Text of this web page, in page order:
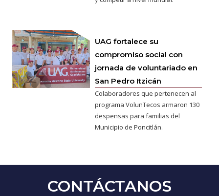
UAG fortalece su
compromiso social con
jornada de voluntariado en
San Pedro Itzicán
Colaboradores que pertenecen al
programa VolunTecos armaron 130
despensas para familias del
Municipio de Poncitlán.
CONTÁCTANOS